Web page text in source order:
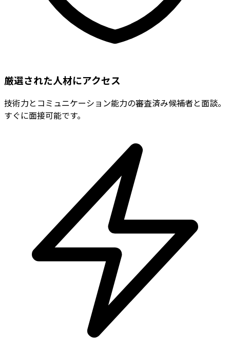
厳選された人材にアクセス
技術力とコミュニケーション能力の審査済み候補者と面談。
すぐに面接可能です。